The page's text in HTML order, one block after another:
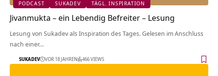
PODCAST SUKADEV TÄGL. INSPIRATION
Jivanmukta – ein Lebendig Befreiter – Lesung
Lesung von Sukadev als Inspiration des Tages. Gelesen im Anschluss
nach einer…
SUKADEV VOR 18 JAHREN 466 VIEWS